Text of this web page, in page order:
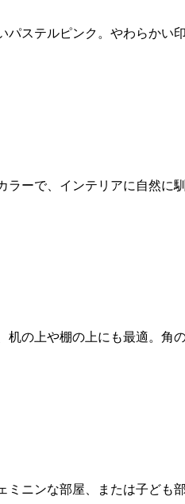
パステルピンク。やわらかい
ラーで、インテリアに自然に
机の上や棚の上にも最適。角
ミニンな部屋、または子ども